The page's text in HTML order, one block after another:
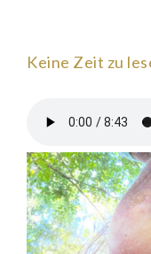
Keine Zeit zu